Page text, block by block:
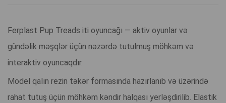
Ferplast Pup Treads iti oyuncağı — aktiv oyunlar və
gündəlik məşqlər üçün nəzərdə tutulmuş möhkəm və
interaktiv oyuncaqdır.
Model qalın rezin təkər formasında hazırlanıb və üzərində
rahat tutuş üçün möhkəm kəndir halqası yerləşdirilib. Elastik